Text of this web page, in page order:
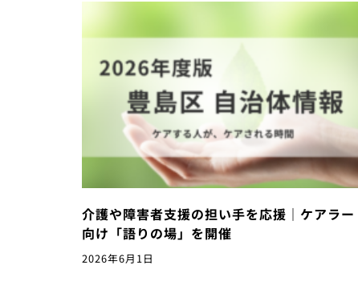
介護や障害者支援の担い手を応援｜ケアラー
向け「語りの場」を開催
2026年6月1日